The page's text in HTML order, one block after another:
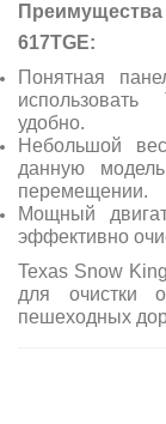
617TGE:
Понятная
удобно.
Небольшой
данную
перемещении.
Мощный
эффективно
Texas Snow
для очистки
пешеходных